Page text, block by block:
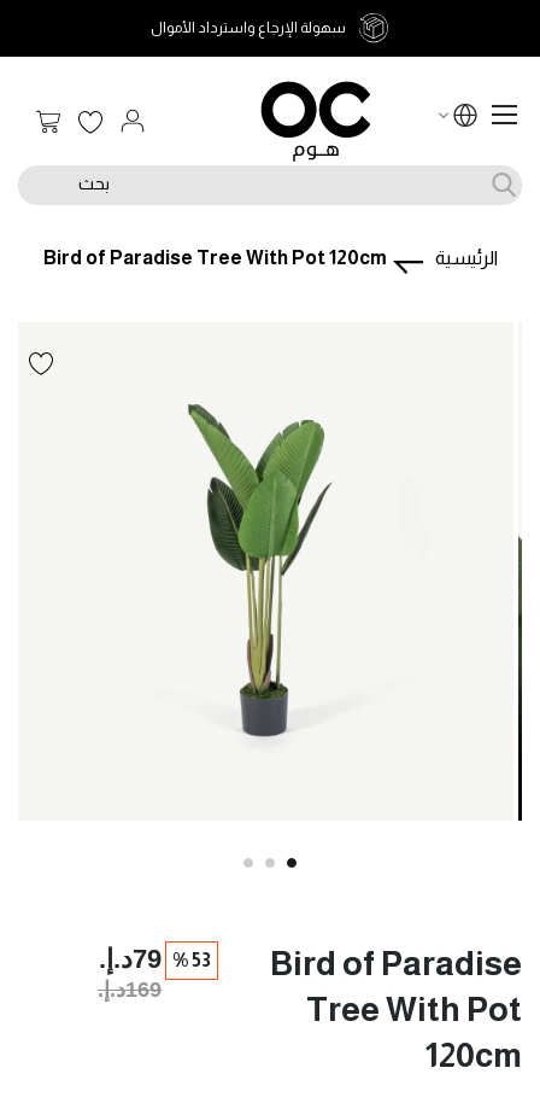
سهولة الإرجاع واسترداد الأموال
سلة
بحث
الرئيسية Bird of Paradise Tree With Pot 120cm
Bird of Paradise
Tree With Pot
120cm
53 % 79د.إ.‏
169د.إ.‏